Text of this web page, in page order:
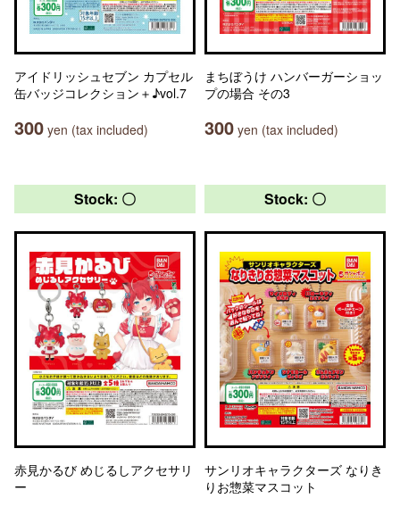
アイドリッシュセブン カプセル
缶バッジコレクション＋♪vol.7
300 yen (tax included)
まちぼうけ ハンバーガーショッ
プの場合 その3
300 yen (tax included)
Stock: 〇
赤見かるび めじるしアクセサリ
ー
Stock: 〇
サンリオキャラクターズ なりき
りお惣菜マスコット